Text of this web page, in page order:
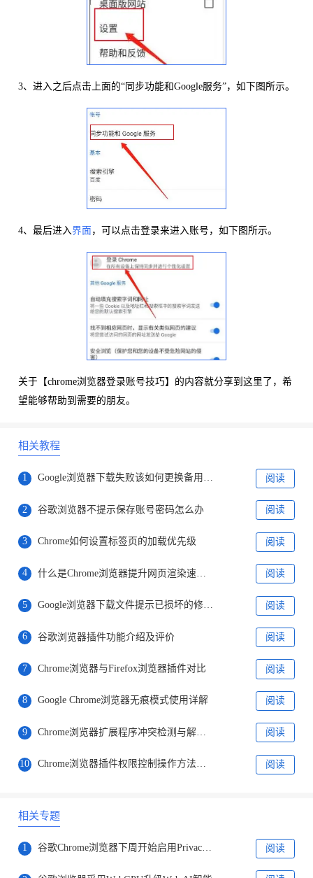
3、进入之后点击上面的“同步功能和Google服务”，如下图所示。
4、最后进入界面 ，可以点击登录来进入账号，如下图所示。
关于【chrome浏览器登录账号技巧】的内容就分享到这里了，希
望能够帮助到需要的朋友。
相关教程
1 Google浏览器下载失败该如何更换备用路径 阅读
2 谷歌浏览器不提示保存账号密码怎么办 阅读
3 Chrome如何设置标签页的加载优先级 阅读
4 阅读
5 Google浏览器下载文件提示已损坏的修复方法 阅读
6 谷歌浏览器插件功能介绍及评价 阅读
7 Chrome浏览器与Firefox浏览器插件对比 阅读
8 Google Chrome浏览器无痕模式使用详解 阅读
9 Chrome浏览器扩展程序冲突检测与解决流程 阅读
10 Chrome浏览器插件权限控制操作方法及技巧 阅读
相关专题
1 谷歌Chrome浏览器下周开始启用Privacy Sandbox 阅读